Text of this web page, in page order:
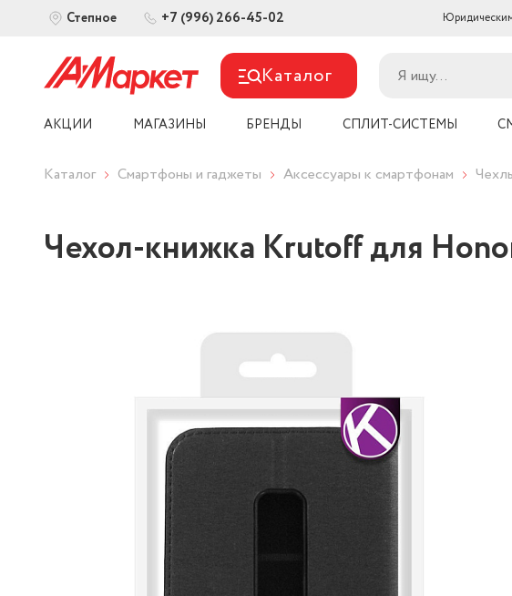
Степное +7 (996) 266-45-02
Каталог
АКЦИИ МАГАЗИНЫ БРЕНДЫ СПЛИТ-СИСТЕМЫ
Каталог Смартфоны и гаджеты Аксессуары к смартфонам
Чехол-книжка Krutoff для